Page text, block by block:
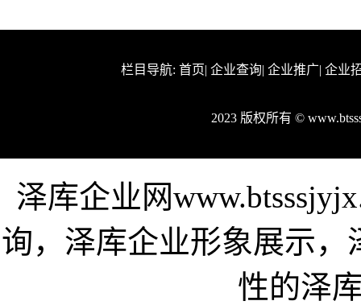
栏目导航: 首页| 企业查询| 企业推广| 企业
2023 版权所有 ©
泽库企业网
询，泽库企业形象展示
性的泽